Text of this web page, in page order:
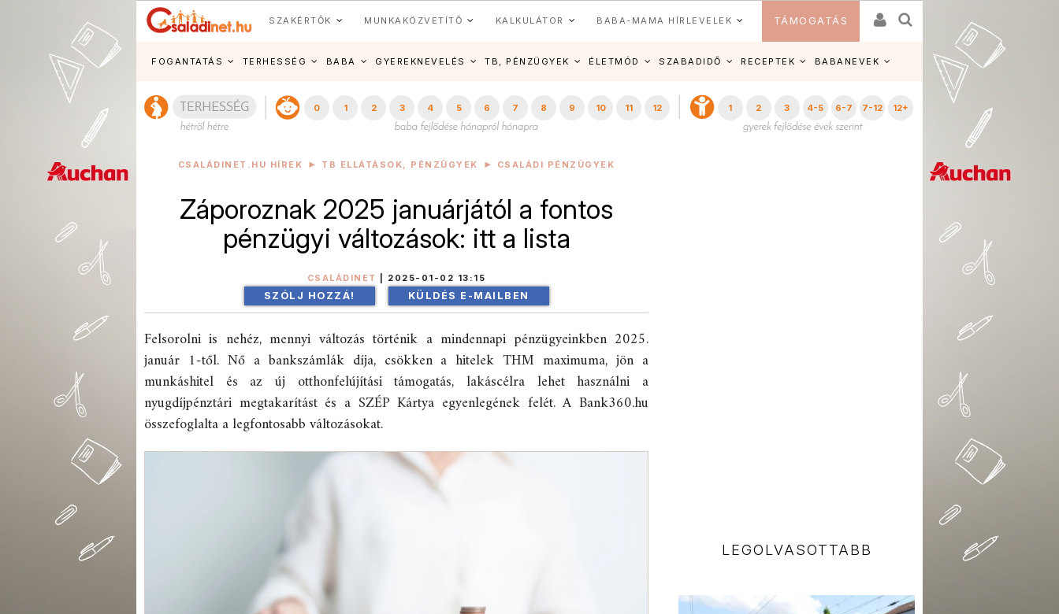
SZAKÉRTŐK MUNKAKÖZVETÍTŐ KALKULÁTOR BABA-MAMA HÍRLEVELEK TÁMOGATÁS
FOGANTATÁS TERHESSÉG BABA GYEREKNEVELÉS TB, PÉNZÜGYEK ÉLETMÓD SZABADIDŐ RECEPTEK BABANEVEK
0 1 2 3 4 5 6 7 8 9 10 11 12 1 2 3 4-5 6-7 7-12 12+
CSALÁDINET.HU HÍREK TB ELLÁTÁSOK, PÉNZÜGYEK CSALÁDI PÉNZÜGYEK
Záporoznak 2025 januárjától a fontos
pénzügyi változások: itt a lista
CSALÁDINET 2025-01-02 13:15
SZÓLJ HOZZÁ! KÜLDÉS E-MAILBEN
Felsorolni is nehéz, mennyi változás történik a mindennapi pénzügyeinkben 2025.
január 1-től. Nő a bankszámlák díja, csökken a hitelek THM maximuma, jön a
munkáshitel és az új otthonfelújítási támogatás, lakáscélra lehet használni a
nyugdíjpénztári megtakarítást és a SZÉP Kártya egyenlegének felét. A Bank360.hu
összefoglalta a legfontosabb változásokat.
LEGOLVASOTTABB